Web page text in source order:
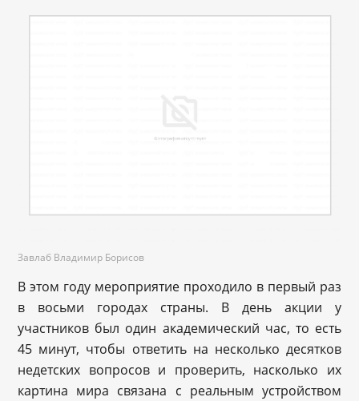
Завлаб Владимир Борисов
В этом году мероприятие проходило в первый раз
в восьми городах страны. В день акции у
участников был один академический час, то есть
45 минут, чтобы ответить на несколько десятков
недетских вопросов и проверить, насколько их
картина мира связана с реальным устройством